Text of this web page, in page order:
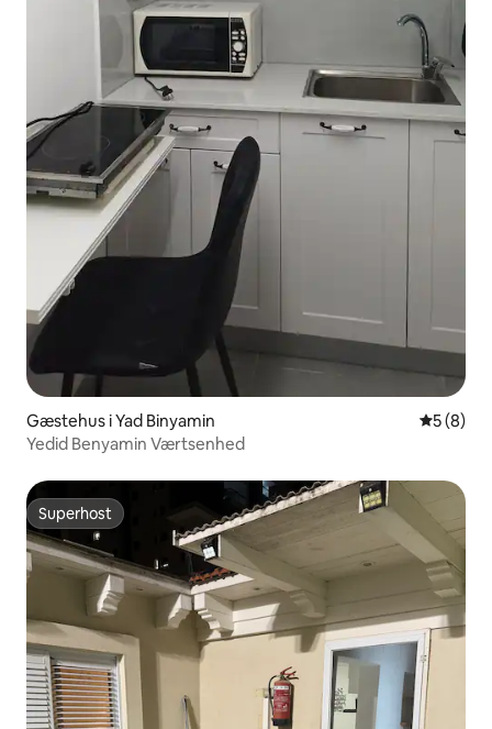
Gæstehus i Yad Binyamin 5 ud af 5
5 (8)
Yedid Benyamin Værtsenhed
Superhost
Superhost